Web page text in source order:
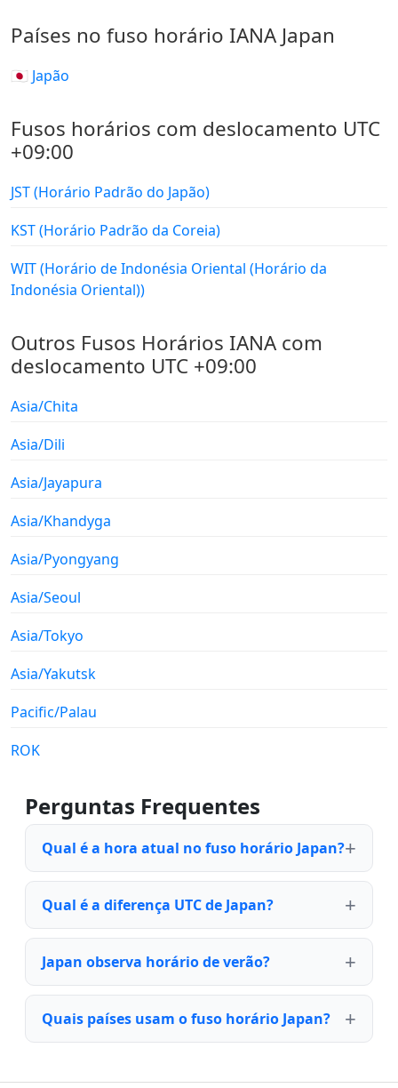
Países no fuso horário IANA Japan
🇯🇵 Japão
Fusos horários com deslocamento UTC
+09:00
JST (Horário Padrão do Japão)
KST (Horário Padrão da Coreia)
WIT (Horário de Indonésia Oriental (Horário da
Indonésia Oriental))
Outros Fusos Horários IANA com
deslocamento UTC +09:00
Asia/Chita
Asia/Dili
Asia/Jayapura
Asia/Khandyga
Asia/Pyongyang
Asia/Seoul
Asia/Tokyo
Asia/Yakutsk
Pacific/Palau
ROK
Perguntas Frequentes
Qual é a hora atual no fuso horário Japan?
Qual é a diferença UTC de Japan?
Japan observa horário de verão?
Quais países usam o fuso horário Japan?